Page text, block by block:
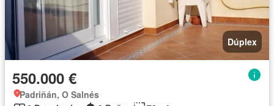
Dúplex
550.000 €
Padriñán, O Salnés